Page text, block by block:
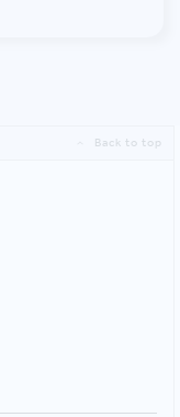
Back to top